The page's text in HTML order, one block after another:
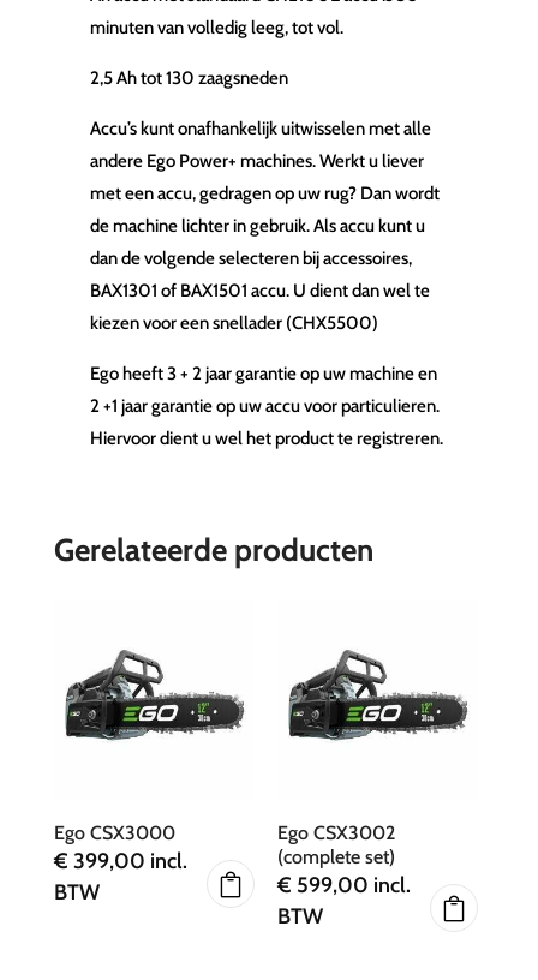
minuten van volledig leeg, tot vol.
2,5 Ah tot 130 zaagsneden
Accu’s kunt onafhankelijk uitwisselen met alle
andere Ego Power+ machines. Werkt u liever
met een accu, gedragen op uw rug? Dan wordt
de machine lichter in gebruik. Als accu kunt u
dan de volgende selecteren bij accessoires,
BAX1301 of BAX1501 accu. U dient dan wel te
kiezen voor een snellader (CHX5500)
Ego heeft 3 + 2 jaar garantie op uw machine en
2 +1 jaar garantie op uw accu voor particulieren.
Hiervoor dient u wel het product te registreren.
Gerelateerde producten
Ego CSX3000
€ 399,00 incl.
BTW
Ego CSX3002
(complete set)
€ 599,00 incl.
BTW